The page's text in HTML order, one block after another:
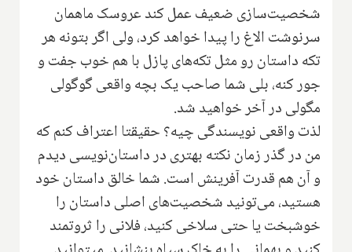
شخصیت‌سازی ضعیف عمل کند عروسک ماهمان
سرنوشت الاغ را پیدا خواهد کرد، ولی اگر بتونه هر
تکه داستان رو مثل تکه‌های پازل با هم خوب جفت و
جور کنه، بلی شما صاحب یک بچه واقعی گوگولی
مگولی در آخر خواهید شد‌.
لذت واقعی نویسندگی چیه؟ حقیقتا اعتراف کنم که
من در گذر زمان نکته بهتری در داستان‌نویسی دیدم
و آن هم قدرت آفرینش است. شما خالق داستان خود
هستید، می‌تونید شخصیت‌های اصلی داستان را
خوشبخت یا حتی سلاخی کنید، فلانی را ثروتمند